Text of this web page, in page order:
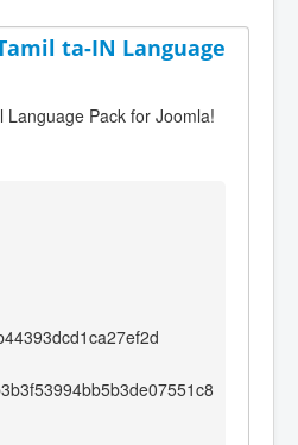
ta-IN Language
Language Pack for Joomla!